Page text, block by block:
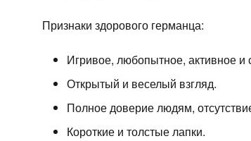
Признаки здорового германца:
Игривое, любопытное, активное
Открытый и веселый взгляд.
Полное доверие людям,
Короткие и толстые лапки.